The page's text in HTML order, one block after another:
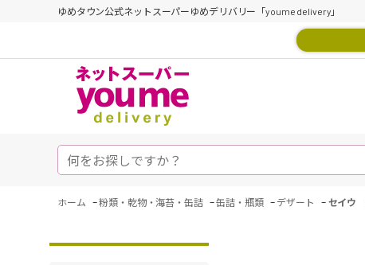
ゆめタウン公式ネットスーパーゆめデリバリー「youme delivery」
ホーム -粉類・乾物・海苔・缶詰 -缶詰・瓶類 - デザート - セイウ